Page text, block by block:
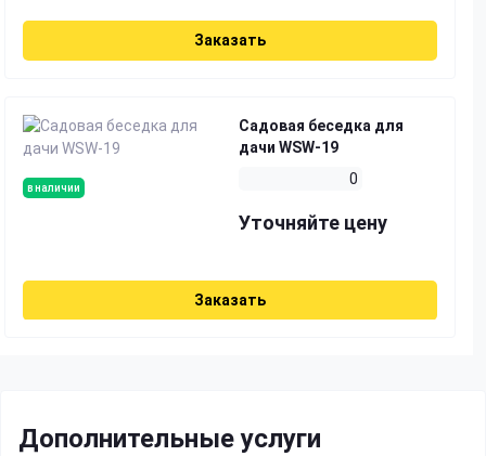
Заказать
в наличии
Садовая беседка для
дачи WSW-19
0
Уточняйте цену
Заказать
Дополнительные услуги